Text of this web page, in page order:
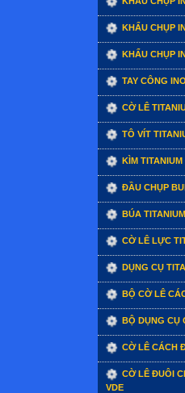
KHẨU CHỤP
KHẨU CHỤP
TAY CÔNG
CỜ LÊ
TÔ VÍT
KÌM TITANIUM
ĐẦU CHỤP
BÚA TITANIUM
CỜ LÊ LỰC
DỤNG CỤ
BỘ CỜ LÊ
BỘ DỤNG CỤ
CỜ LÊ CÁCH
CỜ LÊ ĐUÔI
VDE